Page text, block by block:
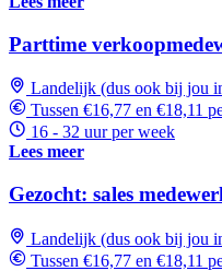
Parttime
Landelijk (dus ook bij jou
Tussen €16,77 en €18,11
16 - 32 uur per week
Lees meer
Gezocht: sales
Landelijk (dus ook bij jou
Tussen €16,77 en €18,11